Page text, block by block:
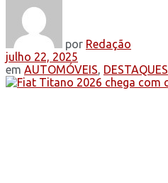
por Redação
julho 22, 2025
em AUTOMÓVEIS, DESTAQUES